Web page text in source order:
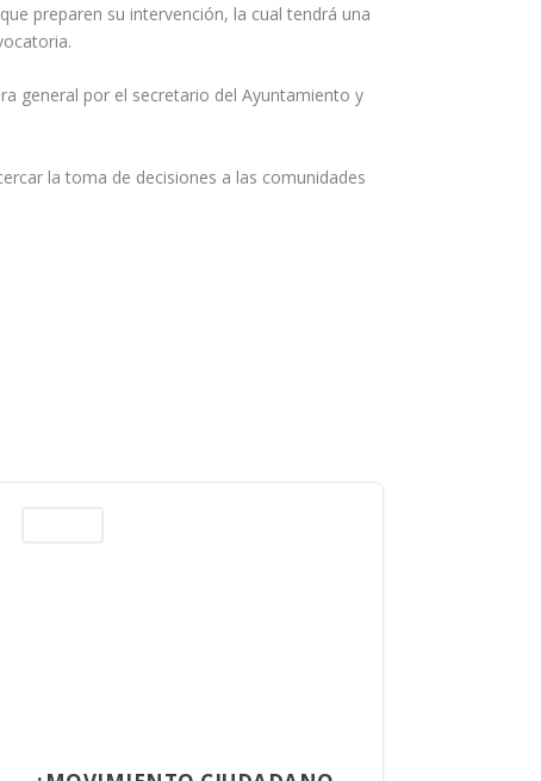
preparen su intervención, la cual tendrá una
general por el secretario del Ayuntamiento y
la toma de decisiones a las comunidades